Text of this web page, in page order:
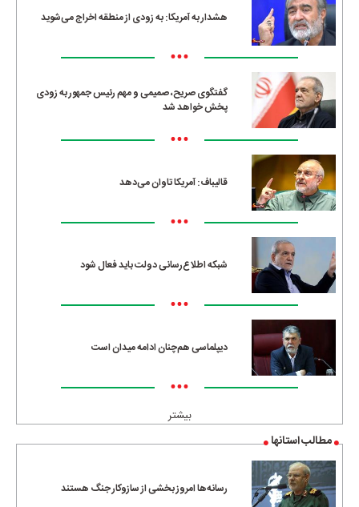
هشدار به آمریکا: به زودی از منطقه اخراج می‌شوید
•••
گفتگوی صریح، صمیمی و مهم رئیس جمهور به زودی
پخش خواهد شد
•••
قالیباف: آمریکا تاوان می‌دهد
•••
شبکه اطلاع‌رسانی دولت باید فعال شود
•••
دیپلماسی هم‌چنان ادامه میدان است
•••
بیشتر
مطالب استانها
رسانه‌ها امروز بخشی از سازوکار جنگ هستند